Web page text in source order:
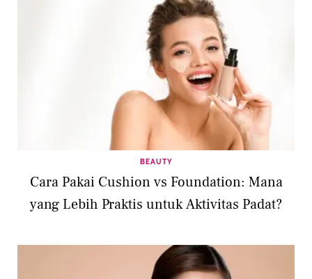
BEAUTY
Cara Pakai Cushion vs Foundation: Mana
yang Lebih Praktis untuk Aktivitas Padat?